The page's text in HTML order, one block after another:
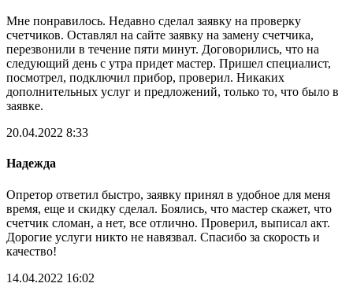
Мне понравилось. Недавно сделал заявку на проверку
счетчиков. Оставлял на сайте заявку на замену счетчика,
перезвонили в течение пяти минут. Договорились, что на
следующий день с утра придет мастер. Пришел специалист,
посмотрел, подключил прибор, проверил. Никаких
дополнительных услуг и предложений, только то, что было в
заявке.
20.04.2022 8:33
Надежда
Опретор ответил быстро, заявку принял в удобное для меня
время, еще и скидку сделал. Боялись, что мастер скажет, что
счетчик сломан, а нет, все отлично. Проверил, выписал акт.
Дорогие услуги никто не навязвал. Спасибо за скорость и
качество!
14.04.2022 16:02